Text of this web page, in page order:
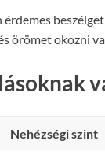
érdemes
örömet okozni
Nehézségi szint